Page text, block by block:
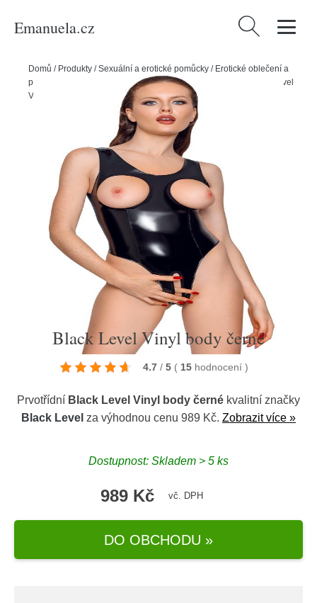
Emanuela.cz Vyhledávání
Domů / Produkty /Sexuální a erotické pomůcky / Erotické oblečení a
prádlo
Dámské erotické prádlo/Dámská erotická body
Black Level
Vinyl body černé
Black Level Vinyl body černé
4.7 / 5 ( 15 hodnocení )
Prvotřídní Black Level Vinyl body černé kvalitní značky
Black Level za výhodnou cenu 989 Kč. Zobrazit více »
Dostupnost: Skladem > 5 ks
989 Kč vč. DPH
DO OBCHODU »